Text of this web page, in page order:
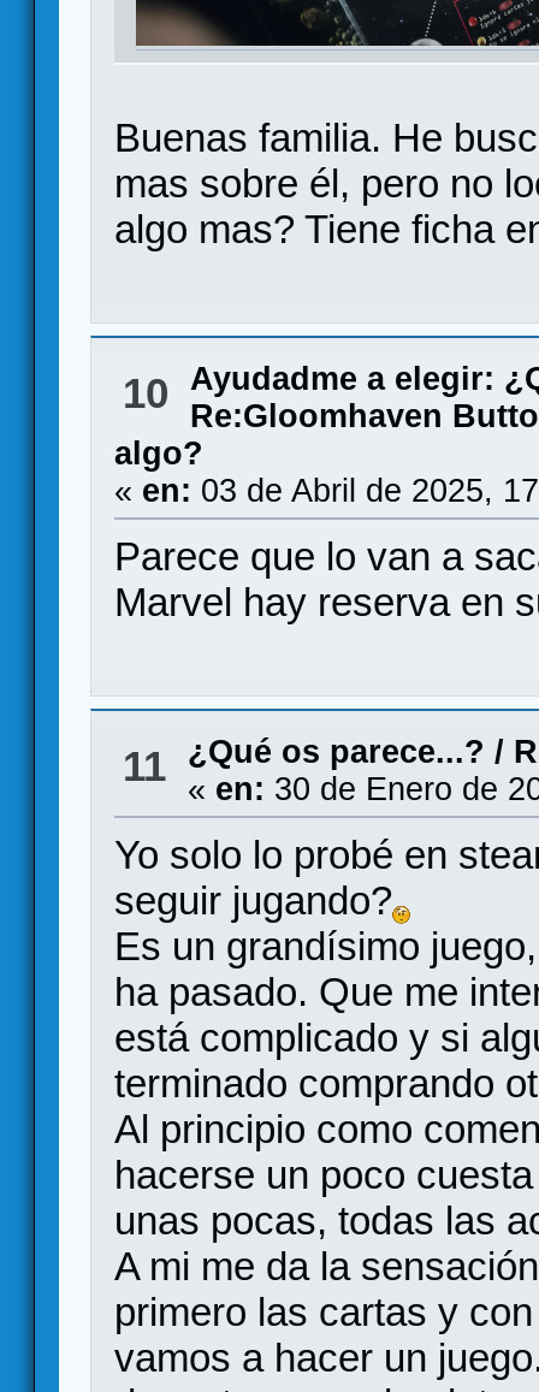
Buenas familia. He
mas sobre él, pero no
algo mas? Tiene ficha
10
Ayudadme a elegir:
Re:Gloomhaven
algo?
« en: 03 de Abril de 2025,
Parece que lo van a
Marvel hay reserva en
11 ¿Qué os parece...? /
« en: 30 de Enero de
Yo solo lo probé en
seguir jugando?
Es un grandísimo
ha pasado. Que me
está complicado y si
terminado comprando
Al principio como
hacerse un poco
unas pocas, todas las
A mi me da la
primero las cartas y
vamos a hacer un